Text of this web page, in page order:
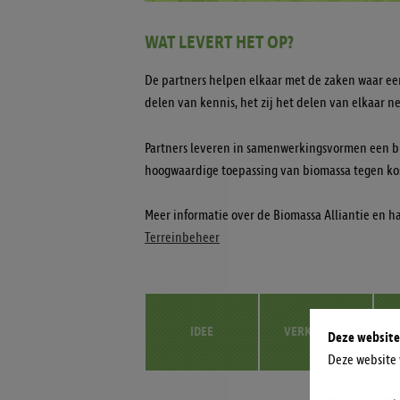
WAT LEVERT HET OP?
De partners helpen elkaar met de zaken waar
delen van kennis, het zij het delen van elkaar
Partners leveren in samenwerkingsvormen een
hoogwaardige toepassing van biomassa tegen
Meer informatie over de Biomassa Alliantie en
Terreinbeheer
IDEE VERKENNEN
Deze
Deze